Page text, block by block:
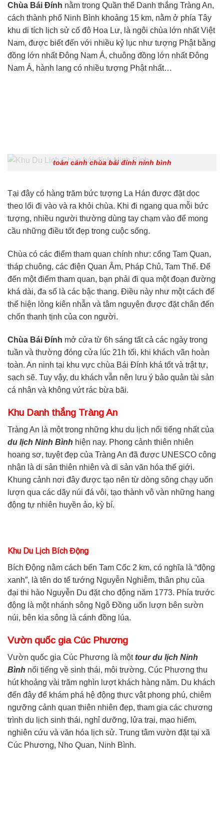
Chùa Bái Đính nằm trong Quần thể Danh thắng Tràng An,
cách thành phố Ninh Bình khoảng 15 km, nằm ở phía Tây
khu di tích lịch sử cố đô Hoa Lư, là ngôi chùa lớn nhất Việt
Nam, được biết đến với nhiều kỷ lục như tượng Phật bằng
đồng lớn nhất Đông Nam Á, chuông đồng lớn nhất Đông
Nam Á, hành lang có nhiều tượng Phật nhất…
toàn cảnh chùa bái đính ninh bình
Tại đây có hàng trăm bức tượng La Hán được đặt dọc
theo lối đi vào và ra khỏi chùa. Khi đi ngang qua mỗi bức
tượng, nhiều người thường dùng tay chạm vào để mong
cầu những điều tốt đẹp trong cuộc sống.
Chùa có các điểm tham quan chính như: cổng Tam Quan,
tháp chuông, các điện Quan Âm, Pháp Chủ, Tam Thế. Để
đến một điểm tham quan, bạn phải đi qua một đoạn đường
khá dài, đa số là các bậc thang. Điều này như một cách để
thể hiện lòng kiên nhẫn và tâm nguyện được đặt chân đến
chốn thanh tịnh của con người.
Chùa Bái Đính mở cửa từ 6h sáng tất cả các ngày trong
tuần và thường đóng cửa lúc 21h tối, khi khách vãn hoàn
toàn. An ninh tại khu vực chùa Bái Đính khá tốt và trật tự,
sạch sẽ. Tuy vậy, du khách vẫn nên lưu ý bảo quản tài sản
cá nhân và không vứt rác bừa bãi.
Khu Danh thắng Tràng An
Tràng An là một trong những khu du lịch nổi tiếng nhất của
du lịch Ninh Bình hiện nay. Phong cảnh thiên nhiên
hoang sơ, tuyệt đẹp của Tràng An đã được UNESCO công
nhận là di sản thiên nhiên và di sản văn hóa thế giới.
Khung cảnh nơi đây được tạo nên từ dòng sông chạy uốn
lượn qua các dãy núi đá vôi, tạo thành vô vàn những hang
động tự nhiên huyền ảo, kỳ bí.
Khu Du Lịch Bích Động
Bích Động nằm cách bến Tam Cốc 2 km, có nghĩa là “động
xanh”, là tên do tể tướng Nguyễn Nghiễm, thân phụ của
đại thi hào Nguyễn Du đặt cho động năm 1773. Phía trước
động là một nhánh sông Ngô Đồng uốn lượn bên sườn
núi, bên kia sông là cánh đồng lúa.
Vườn quốc gia Cúc Phương
Vườn quốc gia Cúc Phương là mộttour du lịch Ninh
Bình nổi tiếng về sinh thái, môi trường. Cúc Phương thu
hút khoảng vài trăm nghìn lượt khách hàng năm. Du khách
đến đây để khám phá hệ động thực vật phong phú, chiêm
ngưỡng cảnh quan thiên nhiên đẹp, tham gia các chương
trình du lịch sinh thái, nghỉ dưỡng, lửa trại, mạo hiểm,
nghiên cứu và văn hóa lịch sử. Trung tâm vườn đặt tại xã
Cúc Phương, Nho Quan, Ninh Bình.